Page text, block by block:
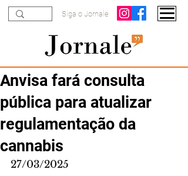
Siga o Jornale
Anvisa fará consulta
pública para atualizar
regulamentação da
cannabis
27/03/2025